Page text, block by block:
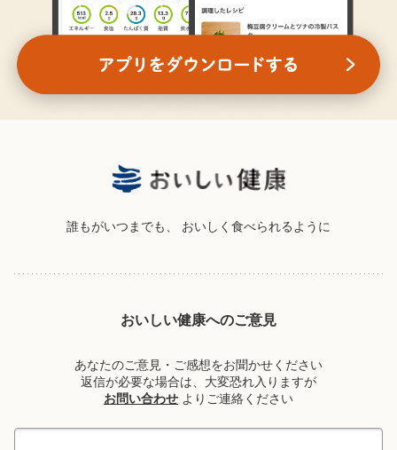
誰もがいつまでも、 おいしく食べられるように
おいしい健康へのご意見
あなたのご意見・ご感想をお聞かせください
返信が必要な場合は、大変恐れ入りますが
お問い合わせ よりご連絡ください